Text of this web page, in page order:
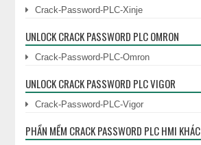
Crack-Password-PLC-Xinje
UNLOCK CRACK PASSWORD PLC OMRON
Crack-Password-PLC-Omron
UNLOCK CRACK PASSWORD PLC VIGOR
Crack-Password-PLC-Vigor
PHẦN MỀM CRACK PASSWORD PLC HMI KHÁC